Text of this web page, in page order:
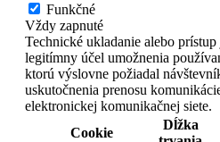
Funkčné
Vždy zapnuté
Technické ukladanie alebo
legitímny účel umožnenia
ktorú výslovne požiadal
uskutočnenia prenosu
elektronickej komunikačnej siete.
Cookie
Dĺžka